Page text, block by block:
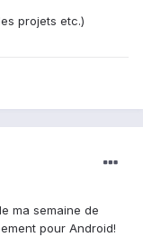
projets etc.)
ma semaine de
pour Android!